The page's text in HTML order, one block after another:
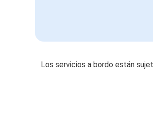
Los servicios a bordo están